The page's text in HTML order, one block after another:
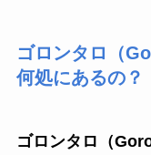
ゴロンタロ（
何処にあるの？
ゴロンタロ（